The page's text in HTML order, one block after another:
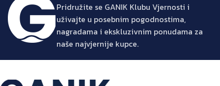
Pridružite se GANIK Klubu Vjernosti i
uživajte u posebnim pogodnostima,
nagradama i ekskluzivnim ponudama za
naše najvjernije kupce.